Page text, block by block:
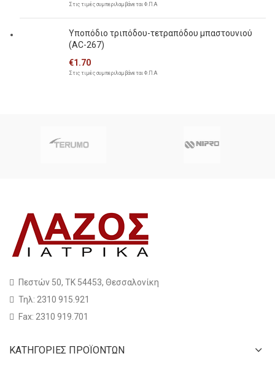
Στις τιμές συμπεριλαμβάνεται Φ.Π.Α
Υποπόδιο τριπόδου-τετραπόδου μπαστουνιού
(AC-267)
€1.70
Στις τιμές συμπεριλαμβάνεται Φ.Π.Α
Πεστών 50, ΤΚ 54453, Θεσσαλονίκη
Τηλ: 2310 915.921
Fax: 2310 919.701
ΚΑΤΗΓΟΡΙΕΣ ΠΡΟΪΟΝΤΩΝ